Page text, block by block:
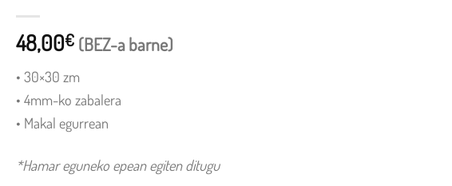
48,00€ (BEZ-a barne)
• 30×30 zm
• 4mm-ko zabalera
• Makal egurrean
*Hamar eguneko epean egiten ditugu